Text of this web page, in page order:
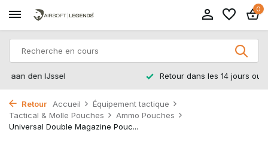
0
Retour dans les 14 jours ouvrables
Retour Accueil
Équipement tactique
Tactical & Molle Pouches
Ammo Pouches
Universal Double Magazine Pouc...